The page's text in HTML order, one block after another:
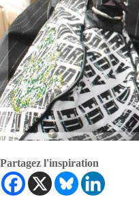
Partagez l'inspiration